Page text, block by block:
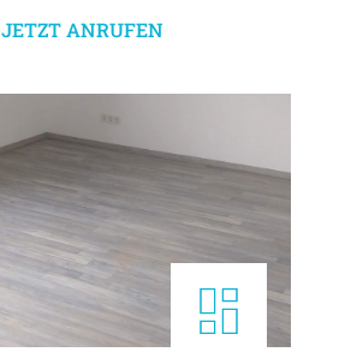
JETZT ANRUFEN